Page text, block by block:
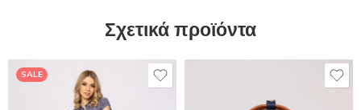
Σχετικά προϊόντα
SALE